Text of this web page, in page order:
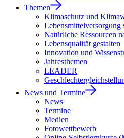
Themen
Klimaschutz und
Lebensmittelversorgung
Natürliche Ressourcen
Lebensqualität gestalten
Innovation und
Jahresthemen
LEADER
News und Termine
News
Termine
Medien
Fotowettbewerb